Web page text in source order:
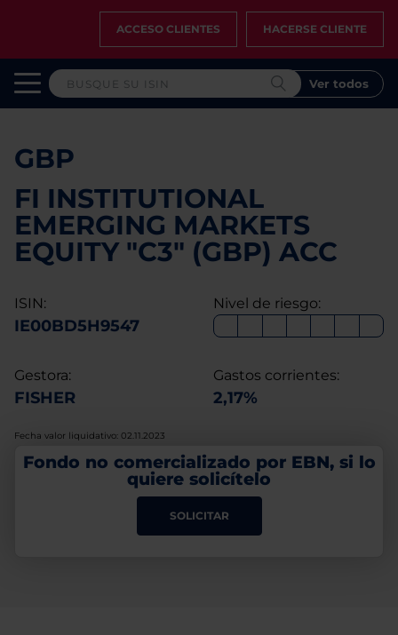
ACCESO CLIENTES HACERSE CLIENTE
Ver todos
GBP
FI INSTITUTIONAL
EMERGING MARKETS
EQUITY "C3" (GBP) ACC
ISIN:
IE00BD5H9547
Nivel de riesgo:
Gestora:
FISHER
Gastos corrientes:
2,17%
Fecha valor liquidativo: 02.11.2023
Fondo no comercializado por EBN, si lo
quiere solicítelo
SOLICITAR